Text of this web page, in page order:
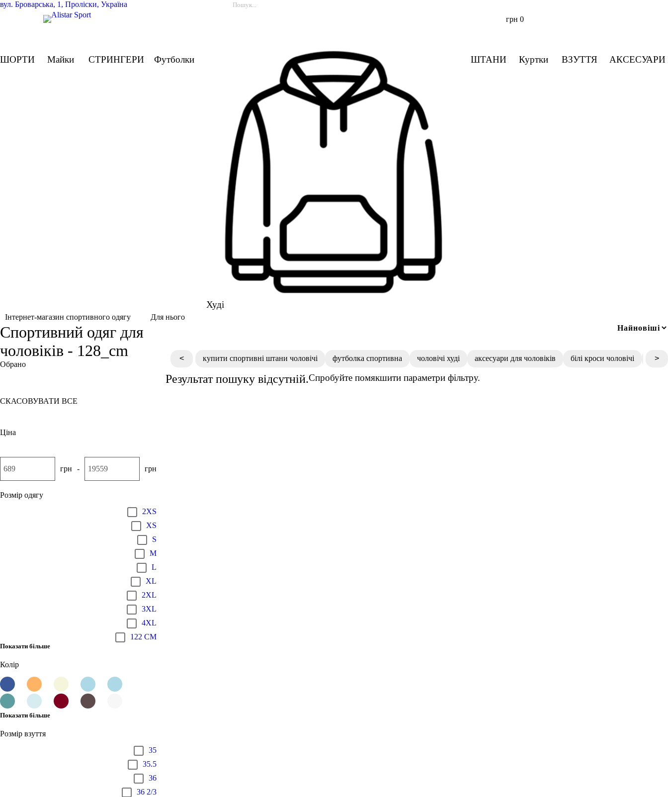
вул. Броварська, 1, Проліски, Україна
грн 0
ШОРТИ Майки СТРИНГЕРИ Футболки
Худі
ШТАНИ Куртки ВЗУТТЯ АКСЕСУАРИ
Інтернет-магазин спортивного одягу Для нього
Спортивний одяг для
чоловіків - 128_cm
Обрано
СКАСОВУВАТИ ВСЕ
Ціна
грн - грн
Розмір одягу
2XS
XS
S
M
L
XL
2XL
3XL
4XL
122 CM
Показати більше
Колір
Показати більше
Розмір взуття
35
35.5
36
36 2/3
< купити спортивні штани чоловічі футболка спортивна чоловічі худі аксесуари для чоловіків білі кроси чоловічі >
Результат пошуку відсутній.Спробуйте помякшити параметри фільтру.